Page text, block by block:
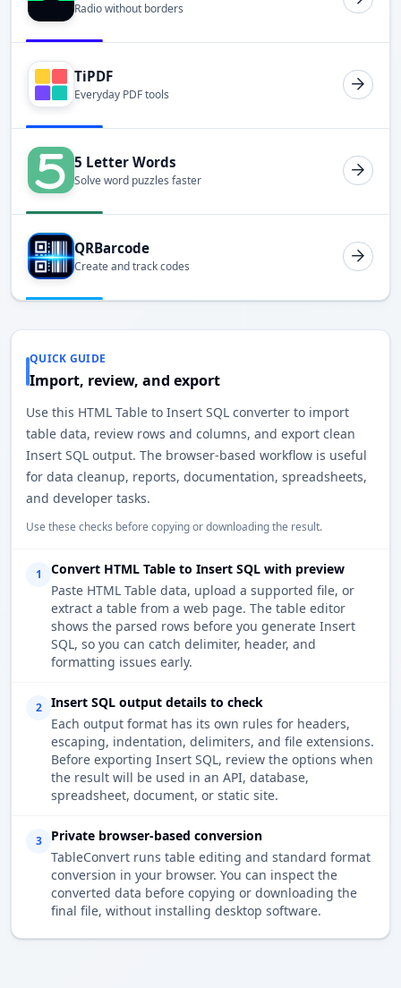
Radio without borders
TiPDF
Everyday PDF tools
5 Letter Words
Solve word puzzles faster
QRBarcode
Create and track codes
QUICK GUIDE
Import, review, and export
Use this HTML Table to Insert SQL converter to import
table data, review rows and columns, and export clean
Insert SQL output. The browser-based workflow is useful
for data cleanup, reports, documentation, spreadsheets,
and developer tasks.
Use these checks before copying or downloading the result.
1
Convert HTML Table to Insert SQL with preview
Paste HTML Table data, upload a supported file, or
extract a table from a web page. The table editor
shows the parsed rows before you generate Insert
SQL, so you can catch delimiter, header, and
formatting issues early.
2
Insert SQL output details to check
Each output format has its own rules for headers,
escaping, indentation, delimiters, and file extensions.
Before exporting Insert SQL, review the options when
the result will be used in an API, database,
spreadsheet, document, or static site.
3
Private browser-based conversion
TableConvert runs table editing and standard format
conversion in your browser. You can inspect the
converted data before copying or downloading the
final file, without installing desktop software.